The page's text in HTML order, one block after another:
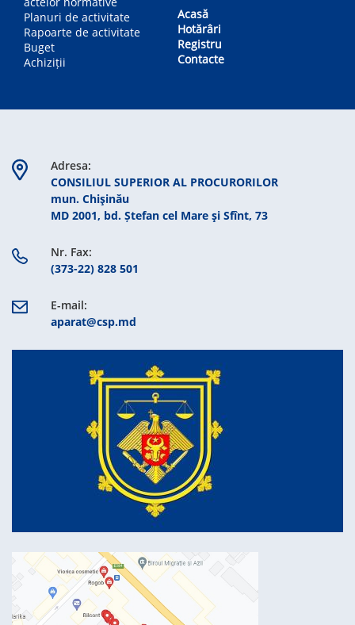
Planuri de activitate
Rapoarte de activitate
Buget
Achiziții
Acasă
Hotărâri
Registru
Contacte
Adresa:
CONSILIUL SUPERIOR AL PROCURORILOR
mun. Chişinău
MD 2001, bd. Ștefan cel Mare şi Sfînt, 73
Nr. Fax:
(373-22) 828 501
E-mail:
aparat@csp.md